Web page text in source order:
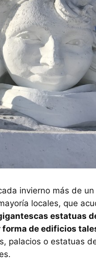
invierno más de
locales, que
estatuas
de edificios
palacios o estatuas